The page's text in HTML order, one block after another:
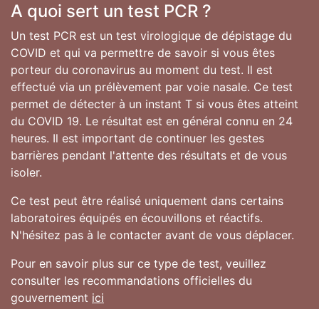
A quoi sert un test PCR ?
Un test PCR est un test virologique de dépistage du
COVID et qui va permettre de savoir si vous êtes
porteur du coronavirus au moment du test. Il est
effectué via un prélèvement par voie nasale. Ce test
permet de détecter à un instant T si vous êtes atteint
du COVID 19. Le résultat est en général connu en 24
heures. Il est important de continuer les gestes
barrières pendant l'attente des résultats et de vous
isoler.
Ce test peut être réalisé uniquement dans certains
laboratoires équipés en écouvillons et réactifs.
N'hésitez pas à le contacter avant de vous déplacer.
Pour en savoir plus sur ce type de test, veuillez
consulter les recommandations officielles du
gouvernement ici